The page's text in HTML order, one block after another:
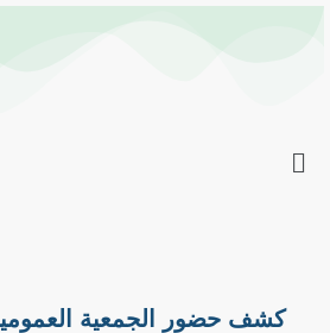
كشف حضور الجمعية العمومية
navigation